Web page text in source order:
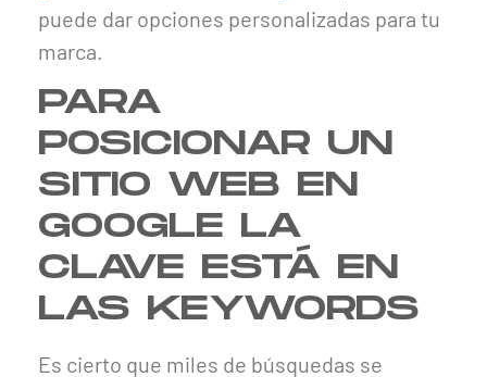
puede dar opciones personalizadas para tu
marca.
PARA
POSICIONAR UN
SITIO WEB EN
GOOGLE LA
CLAVE ESTÁ EN
LAS KEYWORDS
Es cierto que miles de búsquedas se